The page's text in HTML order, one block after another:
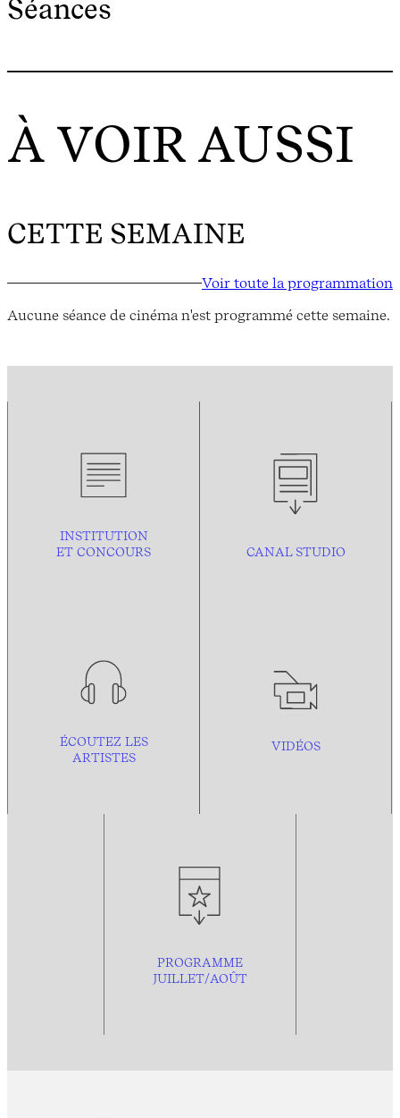
Séances
À VOIR AUSSI
CETTE SEMAINE
Voir toute la programmation
Aucune séance de cinéma n'est programmé cette semaine.
INSTITUTION
ET CONCOURS
CANAL STUDIO
ÉCOUTEZ LES
ARTISTES
VIDÉOS
PROGRAMME
JUILLET/AOÛT